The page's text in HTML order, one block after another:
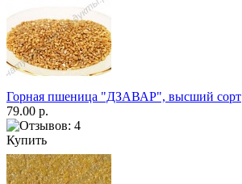
Горная пшеница "ДЗАВАР", высший сорт
79.00 р.
Купить